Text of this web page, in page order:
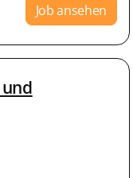
Job ansehen